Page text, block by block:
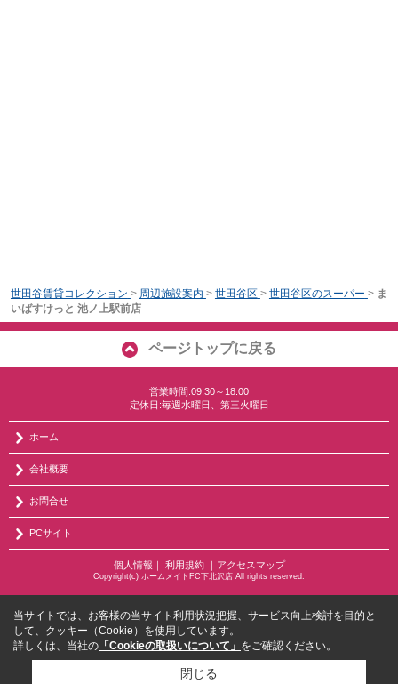
世田谷賃貸コレクション > 周辺施設案内 > 世田谷区 > 世田谷区のスーパー > ま
いばすけっと 池ノ上駅前店
ページトップに戻る
営業時間:09:30～18:00
定休日:毎週水曜日、第三火曜日
ホーム
会社概要
お問合せ
PCサイト
個人情報 ｜ 利用規約｜ アクセスマップ
Copyright(c) ホームメイトFC下北沢店 All rights reserved.
当サイトでは、お客様の当サイト利用状況把握、サービス向上検討を目的と
して、クッキー（Cookie）を使用しています。
詳しくは、当社の 「Cookieの取扱いについて」 をご確認ください。
閉じる